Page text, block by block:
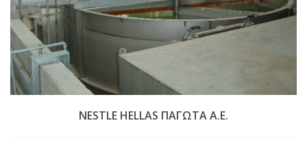
NESTLE HELLAS ΠΑΓΩΤΑ Α.Ε.